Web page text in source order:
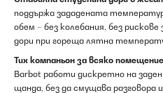
поддържа зададената
обем – без колебания, без
дори при гореща лятна
Тих компаньон за всяко
Barbot работи дискретно на
щанда, без да смущава разговора